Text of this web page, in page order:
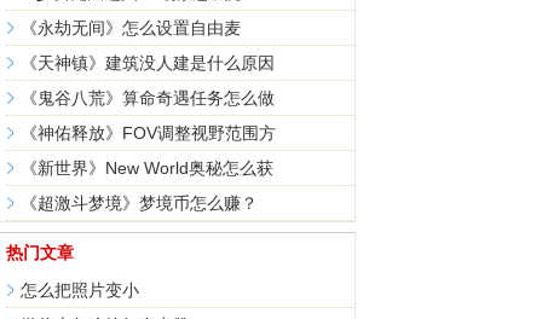
《永劫无间》怎么设置自由麦
《天神镇》建筑没人建是什么原因
《鬼谷八荒》算命奇遇任务怎么做
《神佑释放》FOV调整视野范围方
《新世界》New World奥秘怎么获
《超激斗梦境》梦境币怎么赚？
热门文章
怎么把照片变小